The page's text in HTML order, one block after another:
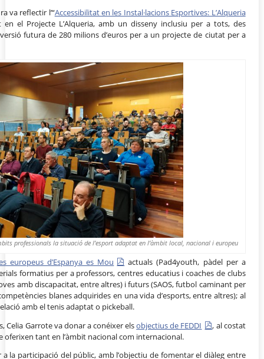
va reflectir l’“Accessibilitat en les Instal·lacions Esportives: L’Alqueria
en el Projecte L’Alqueria, amb un disseny inclusiu per a tots, des
futura de 280 milions d’euros per a un projecte de ciutat per a
professionals la situació de l’esport adaptat en l’àmbit local, nacional i europeu
europeus d’Espanya es Mou
actuals (Pad4youth, pàdel per a
formatius per a professors, centres educatius i coaches de clubs
amb discapacitat, entre altres) i futurs (SAOS, futbol caminant per
blanes adquirides en una vida d’esports, entre altres); al
amb el tenis adaptat o pickeball.
Celia Garrote va donar a conéixer elsobjectius de FEDDI
, al costat
tant en l’àmbit nacional com internacional.
la participació del públic, amb l’objectiu de fomentar el diàleg entre